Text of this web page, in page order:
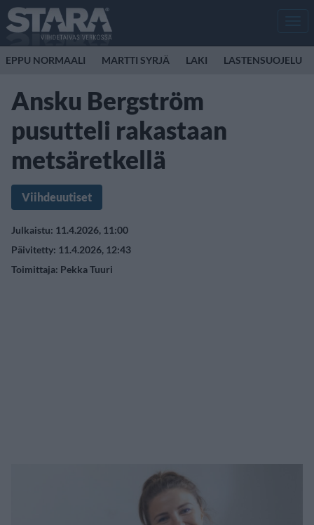
EPPU NORMAALI MARTTI SYRJÄ LAKI LASTENSUOJELU
Ansku Bergström
pusutteli rakastaan
metsäretkellä
Viihdeuutiset
Julkaistu: 11.4.2026, 11:00
Päivitetty: 11.4.2026, 12:43
Toimittaja: Pekka Tuuri